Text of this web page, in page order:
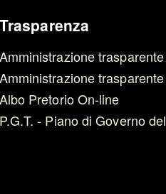
Pretorio On-line
- Piano di Governo